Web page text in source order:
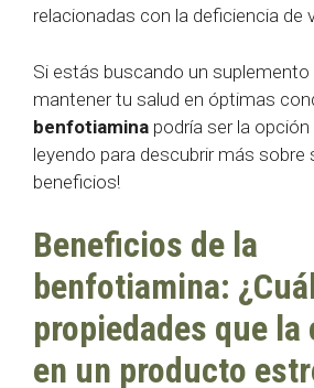
relacionadas con la deficiencia de
Si estás buscando un suplemento
mantener tu salud en óptimas
benfotiamina podría ser la opción
leyendo para descubrir más sobre
beneficios!
Beneficios de la
benfotiamina:
propiedades que
en un producto